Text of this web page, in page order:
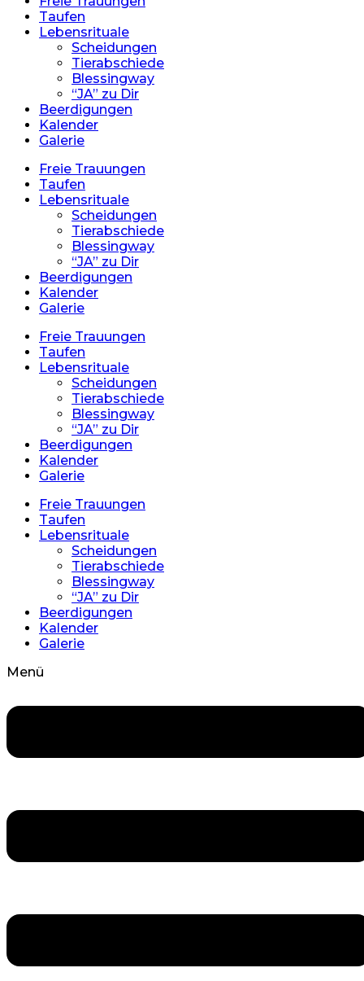
Taufen
Lebensrituale
Scheidungen
Tierabschiede
Blessingway
“JA” zu Dir
Beerdigungen
Kalender
Galerie
Freie Trauungen
Taufen
Lebensrituale
Scheidungen
Tierabschiede
Blessingway
“JA” zu Dir
Beerdigungen
Kalender
Galerie
Freie Trauungen
Taufen
Lebensrituale
Scheidungen
Tierabschiede
Blessingway
“JA” zu Dir
Beerdigungen
Kalender
Galerie
Freie Trauungen
Taufen
Lebensrituale
Scheidungen
Tierabschiede
Blessingway
“JA” zu Dir
Beerdigungen
Kalender
Galerie
Menü